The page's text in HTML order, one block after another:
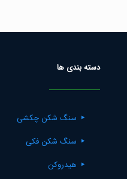
دسته بندی ها
سنگ شکن چکشی
سنگ شکن فکی
هیدروکن